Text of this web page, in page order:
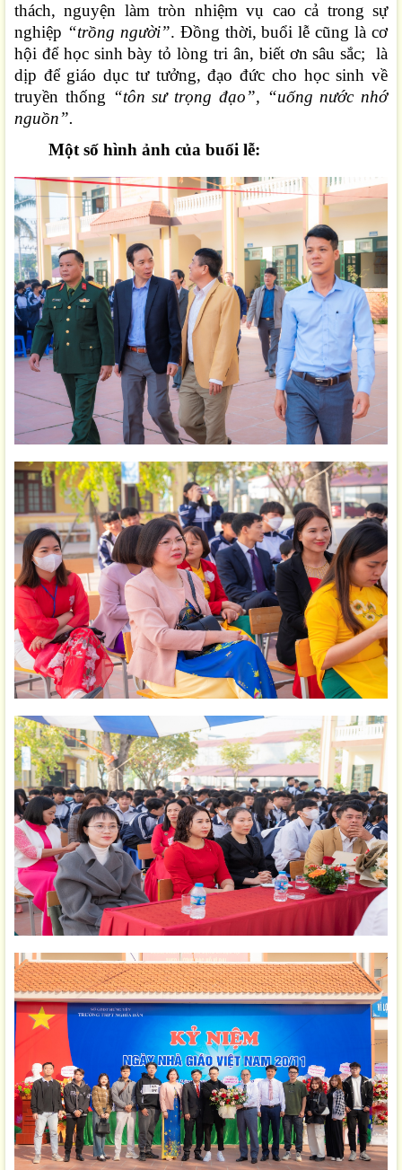
thách, nguyện làm tròn nhiệm vụ cao cả trong sự
nghiệp “trồng người”. Đồng thời, buổi lễ cũng là cơ
hội để học sinh bày tỏ lòng tri ân, biết ơn sâu sắc; là
dịp để giáo dục tư tưởng, đạo đức cho học sinh về
truyền thống “tôn sư trọng đạo”, “uống nước nhớ
nguồn”.
Một số hình ảnh của buổi lễ: